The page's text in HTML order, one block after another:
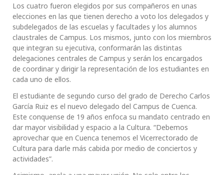
Los cuatro fueron elegidos por sus compañeros en unas
elecciones en las que tienen derecho a voto los delegados y
subdelegados de las escuelas y facultades y los alumnos
claustrales de Campus. Los mismos, junto con los miembros
que integran su ejecutiva, conformarán las distintas
delegaciones centrales de Campus y serán los encargados
de coordinar y dirigir la representación de los estudiantes en
cada uno de ellos.
El estudiante de segundo curso del grado de Derecho Carlos
García Ruiz es el nuevo delegado del Campus de Cuenca.
Este conquense de 19 años enfoca su mandato centrado en
dar mayor visibilidad y espacio a la Cultura. “Debemos
aprovechar que en Cuenca tenemos el Vicerrectorado de
Cultura para darle más cabida por medio de conciertos y
actividades”.